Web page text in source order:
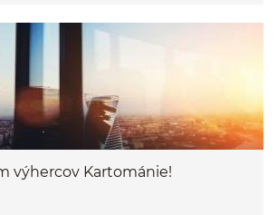
výhercov Kartománie!